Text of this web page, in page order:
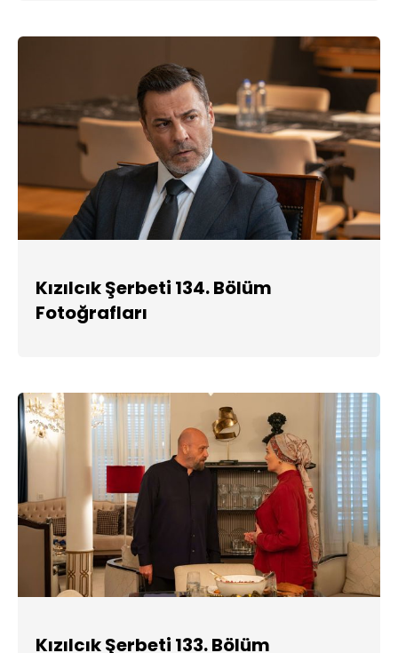
Kızılcık Şerbeti 134. Bölüm
Fotoğrafları
Kızılcık Şerbeti 133. Bölüm